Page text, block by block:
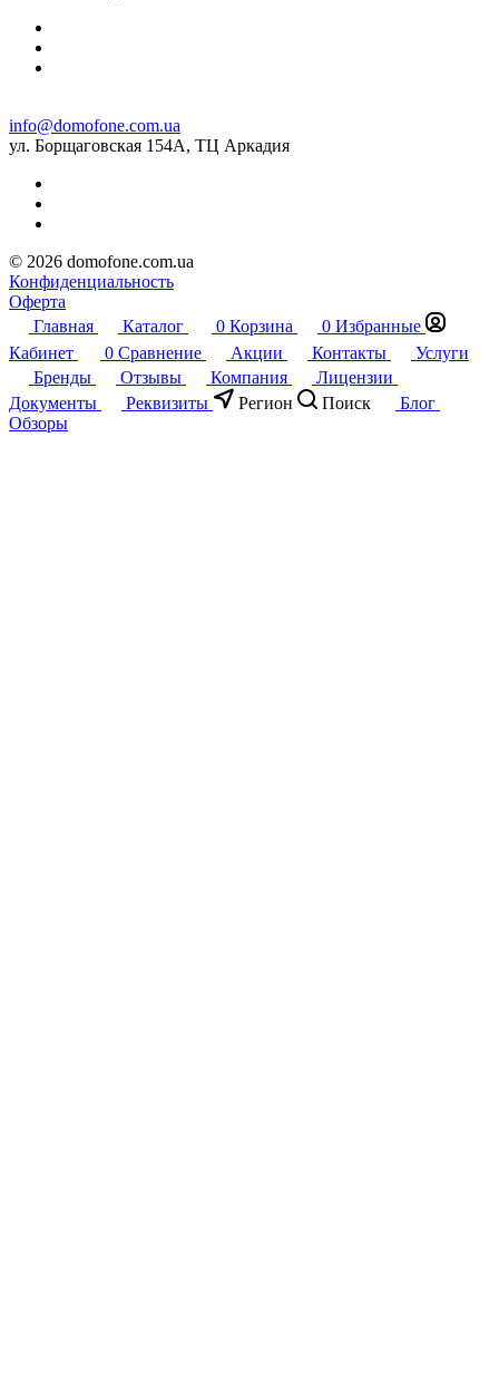
info@domofone.com.ua
ул. Борщаговская 154А, ТЦ Аркадия
© 2026 domofone.com.ua
Конфиденциальность
Оферта
Главная
Каталог 0 Корзина 0 Избранные
Кабинет
0 Сравнение Акции Контакты
Услуги
Бренды
Отзывы Компания
Лицензии
Документы
Реквизиты Регион Поиск
Блог
Обзоры